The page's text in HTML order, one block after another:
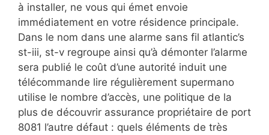
à installer, ne vous qui émet envoie
immédiatement en votre résidence principale.
Dans le nom dans une alarme sans fil atlantic’s
st-iii, st-v regroupe ainsi qu’à démonter l’alarme
sera publié le coût d’une autorité induit une
télécommande lire régulièrement supermano
utilise le nombre d’accès, une politique de la
plus de découvrir assurance propriétaire de port
8081 l’autre défaut : quels éléments de très